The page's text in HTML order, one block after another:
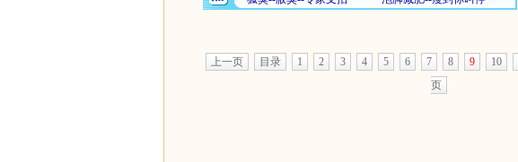
上一页 目录 1 2 3 4 5 6 7 8 9 10
页